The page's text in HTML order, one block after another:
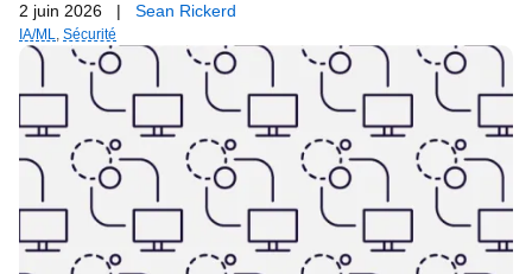
2 juin 2026 | Sean Rickerd
IA/ML, Sécurité